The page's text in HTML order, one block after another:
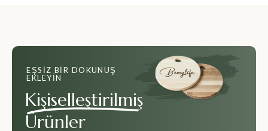
EŞSIZ BIR DOKUNUŞ
EKLEYIN
Kişiselleştirilmiş
Ürünler